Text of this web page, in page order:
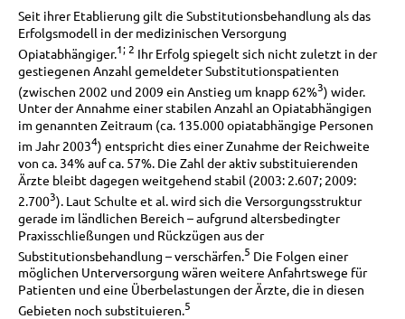
Seit ihrer Etablierung gilt die Substitutionsbehandlung als das
Erfolgsmodell in der medizinischen Versorgung
Opiatabhängiger.1; 2 Ihr Erfolg spiegelt sich nicht zuletzt in der
gestiegenen Anzahl gemeldeter Substitutionspatienten
(zwischen 2002 und 2009 ein Anstieg um knapp 62%3) wider.
Unter der Annahme einer stabilen Anzahl an Opiatabhängigen
im genannten Zeitraum (ca. 135.000 opiatabhängige Personen
im Jahr 20034) entspricht dies einer Zunahme der Reichweite
von ca. 34% auf ca. 57%. Die Zahl der aktiv substituierenden
Ärzte bleibt dagegen weitgehend stabil (2003: 2.607; 2009:
2.7003). Laut Schulte et al. wird sich die Versorgungsstruktur
gerade im ländlichen Bereich – aufgrund altersbedingter
Praxisschließungen und Rückzügen aus der
Substitutionsbehandlung – verschärfen. 5 Die Folgen einer
möglichen Unterversorgung wären weitere Anfahrtswege für
Patienten und eine Überbelastungen der Ärzte, die in diesen
Gebieten noch substituieren.5